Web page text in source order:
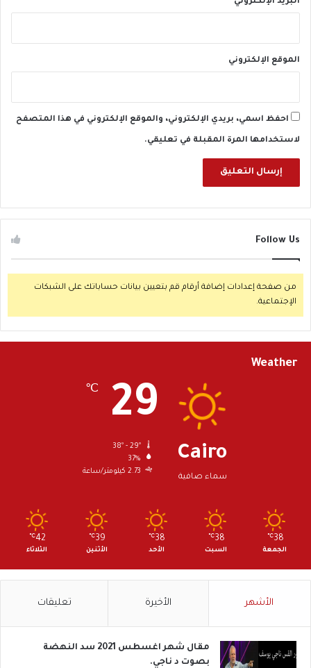
الموقع الإلكتروني
احفظ اسمي، بريدي الإلكتروني، والموقع الإلكتروني في هذا المتصفح
لاستخدامها المرة المقبلة في تعليقي.
Follow Us
من صفحة إعدادات إضافة أرقام قم بتعيين بيانات حساباتك على الشبكات
الإجتماعية.
Weather
Cairo
سماء صافية
29
℃
37%
2.73 كيلومتر/ساعة
38
℃
الجمعة
38
℃
السبت
38
℃
الأحد
39
℃
الأثنين
42
℃
الثلاثاء
الأشهر الأخيرة تعليقات
مقال شهر اغسطس 2021 سد النهضة
بصوت د ناجي.